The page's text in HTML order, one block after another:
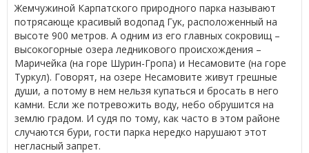
Жемчужиной Карпатского природного парка называют
потрясающе красивый водопад Гук, расположенный на
высоте 900 метров. А одним из его главных сокровищ –
высокогорные озера ледникового происхождения –
Маричейка (на горе Шурин-Гропа) и Несамовите (на горе
Туркул). Говорят, на озере Несамовите живут грешные
души, а потому в нем нельзя купаться и бросать в него
камни. Если же потревожить воду, небо обрушится на
землю градом. И судя по тому, как часто в этом районе
случаются бури, гости парка нередко нарушают этот
негласный запрет.